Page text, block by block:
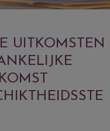
UITKOMSTEN